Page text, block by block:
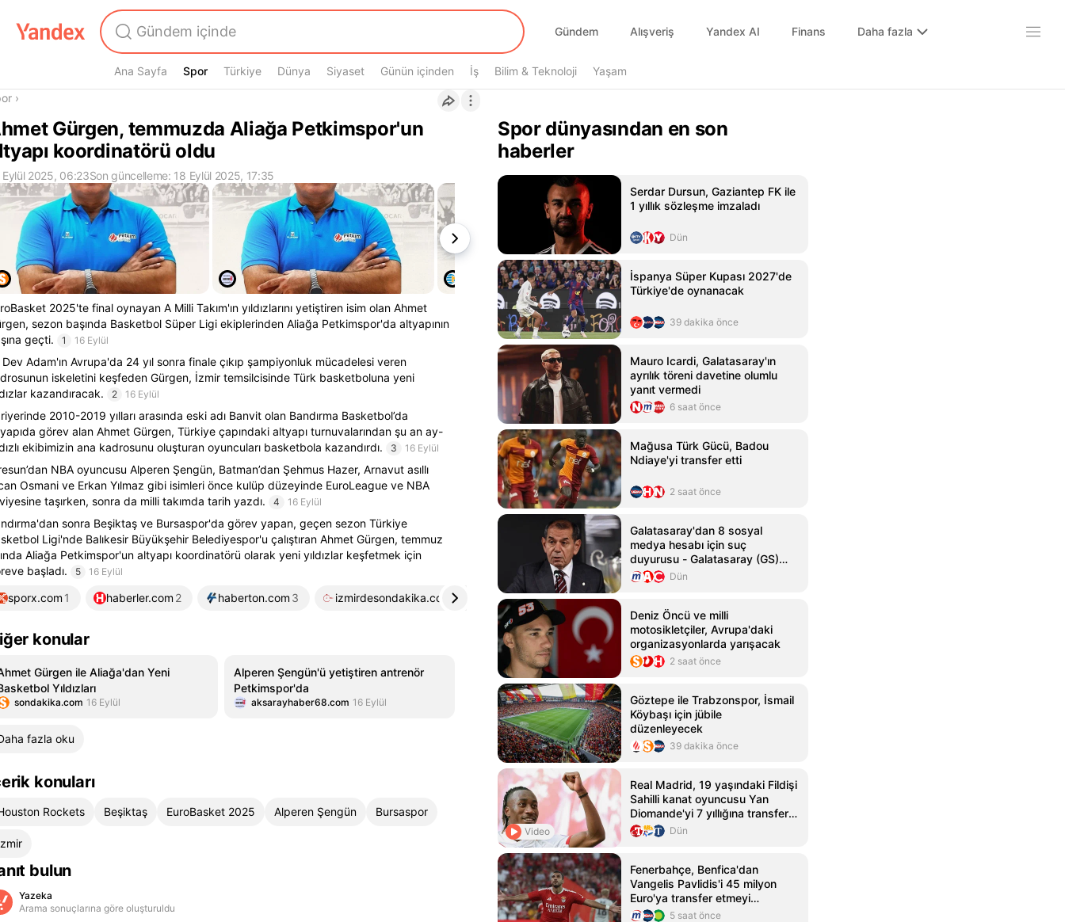
Gündem Alışveriş Yandex AI Finans Daha fazla
Ana Sayfa Spor
Spor Türkiye Dünya Siyaset Günün içinden İş Bilim & Teknoloji Yaşam
›
Gürgen, temmuzda Aliağa Petkimspor'un
koordinatörü oldu
Eylül 2025, 06:23Son güncelleme: 18 Eylül 2025, 17:35
2025'te final oynayan A Milli Takım'ın yıldızlarını yetiştiren isim olan Ahmet
sezon başında Basketbol Süper Ligi ekiplerinden Aliağa Petkimspor'da altyapının
geçti.
1 16 Eylül
Dev Adam'ın Avrupa'da 24 yıl sonra finale çıkıp şampiyonluk mücadelesi veren
iskeletini keşfeden Gürgen, İzmir temsilcisinde Türk basketboluna yeni
kazandıracak.
2 16 Eylül
2010-2019 yılları arasında eski adı Banvit olan Bandırma Basketbol’da
görev alan Ahmet Gürgen, Türkiye çapındaki altyapı turnuvalarından şu an ay-
ekibimizin ana kadrosunu oluşturan oyuncuları basketbola kazandırdı.
3 16 Eylül
NBA oyuncusu Alperen Şengün, Batman’dan Şehmus Hazer, Arnavut asıllı
Osmani ve Erkan Yılmaz gibi isimleri önce kulüp düzeyinde EuroLeague ve NBA
taşırken, sonra da milli takımda tarih yazdı.
4 16 Eylül
sonra Beşiktaş ve Bursaspor'da görev yapan, geçen sezon Türkiye
Ligi'nde Balıkesir Büyükşehir Belediyespor'u çalıştıran Ahmet Gürgen, temmuz
Aliağa Petkimspor'un altyapı koordinatörü olarak yeni yıldızlar keşfetmek için
başladı.
5 16 Eylül
sporx.com 1 haberler.com 2 haberton.com 3 izmirdesondakika.com.tr aksarayhaber68.com
konular
Gürgen ile Aliağa'dan Yeni
Yıldızları
sondakika.com 16 Eylül
Alperen Şengün'ü yetiştiren antrenör
Petkimspor'da
aksarayhaber68.com 16 Eylül
fazla oku
konuları
Rockets Beşiktaş EuroBasket 2025 Alperen Şengün Bursaspor
bulun
Yazeka
Arama sonuçlarına göre oluşturuldu
Spor dünyasından en son
haberler
Serdar Dursun, Gaziantep FK ile
1 yıllık sözleşme imzaladı
Dün
İspanya Süper Kupası 2027'de
Türkiye'de oynanacak
39 dakika önce
Mauro Icardi, Galatasaray'ın
ayrılık töreni davetine olumlu
yanıt vermedi
6 saat önce
Mağusa Türk Gücü, Badou
Ndiaye'yi transfer etti
2 saat önce
Galatasaray'dan 8 sosyal
medya hesabı için suç
duyurusu - Galatasaray (GS)
HaberleriDün
Deniz Öncü ve milli
motosikletçiler, Avrupa'daki
organizasyonlarda yarışacak
2 saat önce
Göztepe ile Trabzonspor, İsmail
Köybaşı için jübile
düzenleyecek
39 dakika önce
Video
Real Madrid, 19 yaşındaki Fildişi
Sahilli kanat oyuncusu Yan
Diomande'yi 7 yıllığına transfer
etti
Dün
Fenerbahçe, Benfica'dan
Vangelis Pavlidis'i 45 milyon
Euro'ya transfer etmeyi
planlıyor5 saat önce